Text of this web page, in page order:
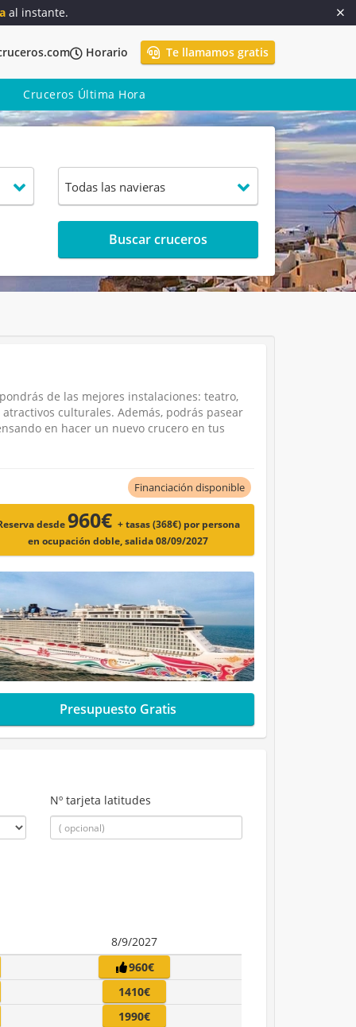
al instante.
Horario Te llamamos gratis
Cruceros Última Hora
Buscar cruceros
de las mejores instalaciones: teatro,
culturales. Además, podrás pasear
en hacer un nuevo crucero en tus
Financiación disponible
desde960€ + tasas (368€) por persona
en ocupación doble, salida 08/09/2027
Presupuesto Gratis
Nº tarjeta latitudes
8/9/2027
960€
1410€
1990€